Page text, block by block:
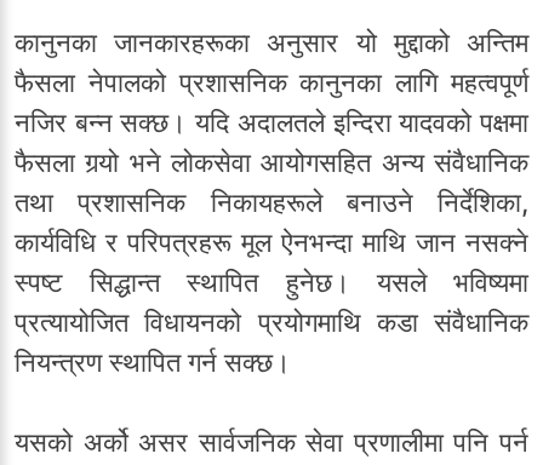
कानुनका जानकारहरूका अनुसार यो मुद्दाको अन्तिम
फैसला नेपालको प्रशासनिक कानुनका लागि महत्वपूर्ण
नजिर बन्न सक्छ। यदि अदालतले इन्दिरा यादवको पक्षमा
फैसला गर्‍यो भने लोकसेवा आयोगसहित अन्य संवैधानिक
तथा प्रशासनिक निकायहरूले बनाउने निर्देशिका,
कार्यविधि र परिपत्रहरू मूल ऐनभन्दा माथि जान नसक्ने
स्पष्ट सिद्धान्त स्थापित हुनेछ। यसले भविष्यमा
प्रत्यायोजित विधायनको प्रयोगमाथि कडा संवैधानिक
नियन्त्रण स्थापित गर्न सक्छ।
यसको अर्को असर सार्वजनिक सेवा प्रणालीमा पनि पर्न